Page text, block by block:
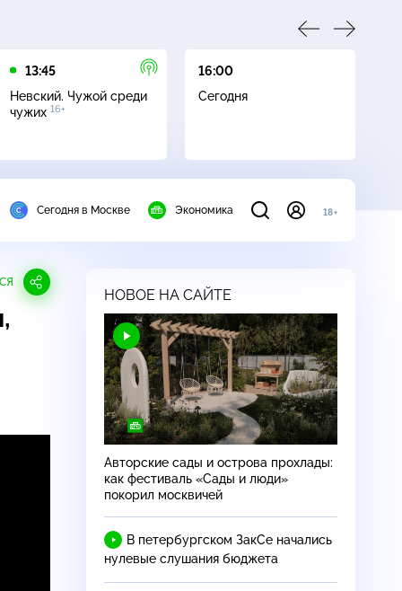
13:45
Невский. Чужой среди
чужих 16+
16:00
Сегодня
Сегодня в Москве Экономика 18+
НОВОЕ НА САЙТЕ
Авторские сады и острова прохлады:
как фестиваль «Сады и люди»
покорил москвичей
В петербургском ЗакСе начались
нулевые слушания бюджета